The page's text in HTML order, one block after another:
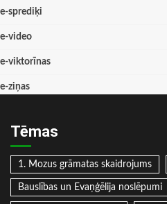
e-sprediķi
e-video
e-viktorīnas
e-ziņas
Tēmas
1. Mozus grāmatas skaidrojums
Bauslības un Evaņģēlija noslēpumi